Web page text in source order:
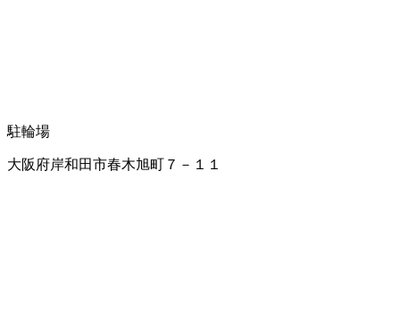
駐輪場
大阪府岸和田市春木旭町７－１１